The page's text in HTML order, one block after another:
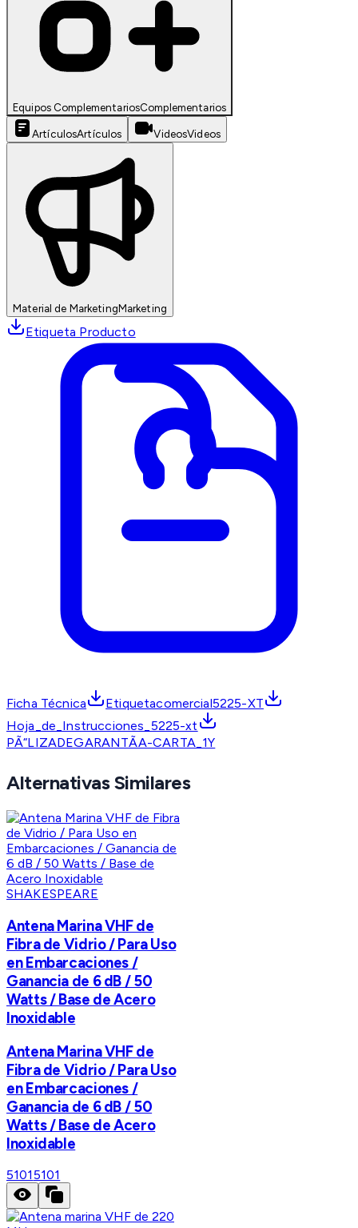
Equipos ComplementariosComplementarios
ArtículosArtículos VideosVideos
Material de MarketingMarketing
Etiqueta Producto
Ficha Técnica
Etiquetacomercial5225-XT
Hoja_de_Instrucciones_5225-xt
PÃ“LIZADEGARANTÃA-CARTA_1Y
Alternativas Similares
SHAKESPEARE
Antena Marina VHF de
Fibra de Vidrio / Para Uso
en Embarcaciones /
Ganancia de 6 dB / 50
Watts / Base de Acero
Inoxidable
Antena Marina VHF de
Fibra de Vidrio / Para Uso
en Embarcaciones /
Ganancia de 6 dB / 50
Watts / Base de Acero
Inoxidable
51015101